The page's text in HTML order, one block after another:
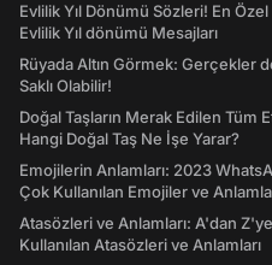
Evlilik Yıl Dönümü Sözleri! En
Evlilik Yıl dönümü Mesajları
Rüyada Altın Görmek: Gerçekler
Saklı Olabilir!
Doğal Taşların Merak Edilen Tüm
Hangi Doğal Taş Ne İşe Yarar?
Emojilerin Anlamları: 2023
Çok Kullanılan Emojiler ve
Atasözleri ve Anlamları: A'dan
Kullanılan Atasözleri ve Anlamları